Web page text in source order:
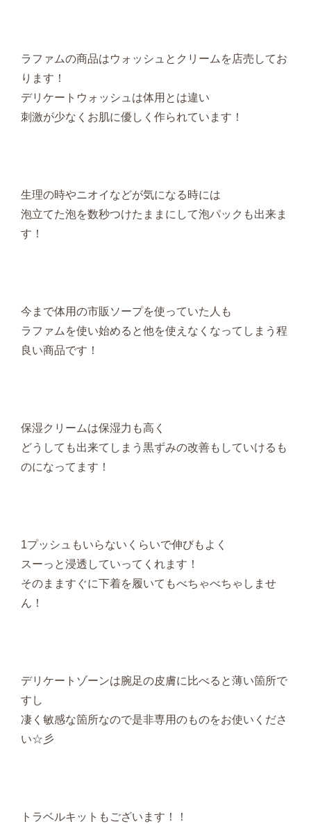
ラファムの商品はウォッシュとクリームを店売してお
ります！
デリケートウォッシュは体用とは違い
刺激が少なくお肌に優しく作られています！
生理の時やニオイなどが気になる時には
泡立てた泡を数秒つけたままにして泡パックも出来ま
す！
今まで体用の市販ソープを使っていた人も
ラファムを使い始めると他を使えなくなってしまう程
良い商品です！
保湿クリームは保湿力も高く
どうしても出来てしまう黒ずみの改善もしていけるも
のになってます！
1プッシュもいらないくらいで伸びもよく
スーっと浸透していってくれます！
そのまますぐに下着を履いてもべちゃべちゃしませ
ん！
デリケートゾーンは腕足の皮膚に比べると薄い箇所で
すし
凄く敏感な箇所なので是非専用のものをお使いくださ
い☆彡
トラベルキットもございます！！